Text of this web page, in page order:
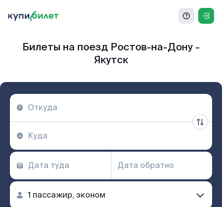
Билеты на поезд Ростов-на-Дону -
Якутск